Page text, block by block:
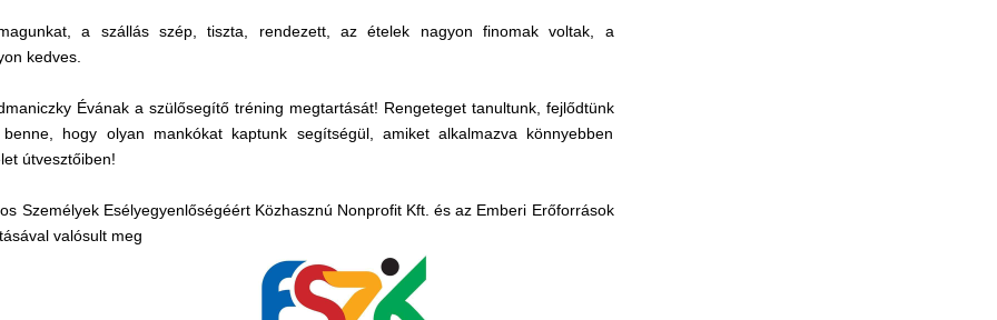
a szállás szép, tiszta, rendezett, az ételek nagyon finomak voltak, a
kedves.
Évának a szülősegítő tréning megtartását! Rengeteget tanultunk, fejlődtünk
hogy olyan mankókat kaptunk segítségül, amiket alkalmazva könnyebben
útvesztőiben!
Személyek Esélyegyenlőségéért Közhasznú Nonprofit Kft. és az Emberi Erőforrások
valósult meg